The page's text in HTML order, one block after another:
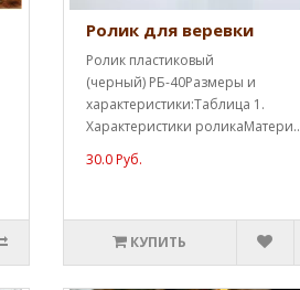
Ролик для веревки
Ролик пластиковый
(черный) РБ-40Размеры и
характеристики:Таблица 1.
Характеристики роликаМатери..
30.0 Руб.
КУПИТЬ